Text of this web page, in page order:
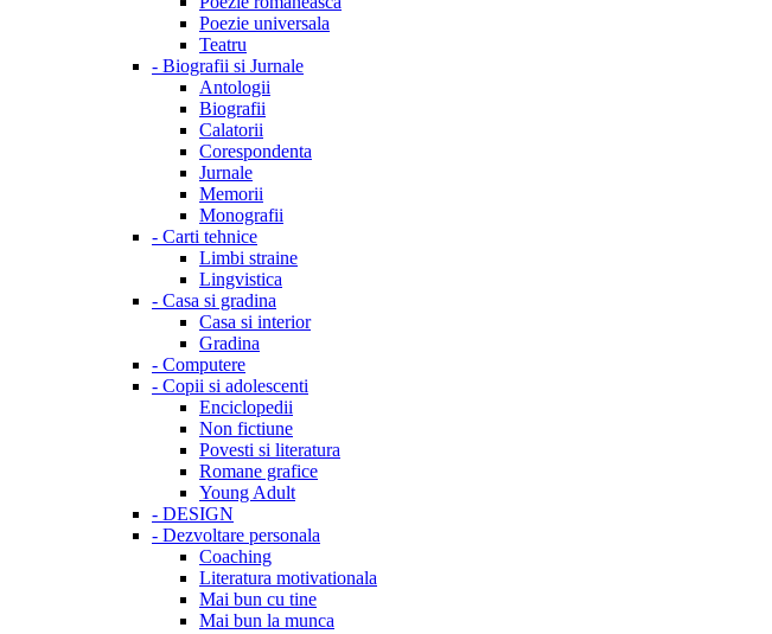
Poezie universala
Teatru
- Biografii si Jurnale
Antologii
Biografii
Calatorii
Corespondenta
Jurnale
Memorii
Monografii
- Carti tehnice
Limbi straine
Lingvistica
- Casa si gradina
Casa si interior
Gradina
- Computere
- Copii si adolescenti
Enciclopedii
Non fictiune
Povesti si literatura
Romane grafice
Young Adult
- DESIGN
- Dezvoltare personala
Coaching
Literatura motivationala
Mai bun cu tine
Mai bun la munca